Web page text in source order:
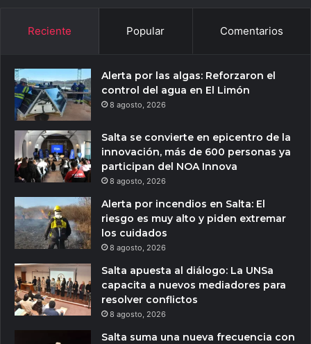
Reciente Popular Comentarios
Alerta por las algas: Reforzaron el
control del agua en El Limón
8 agosto, 2026
Salta se convierte en epicentro de la
innovación, más de 600 personas ya
participan del NOA Innova
8 agosto, 2026
Alerta por incendios en Salta: El
riesgo es muy alto y piden extremar
los cuidados
8 agosto, 2026
Salta apuesta al diálogo: La UNSa
capacita a nuevos mediadores para
resolver conflictos
8 agosto, 2026
Salta suma una nueva frecuencia con